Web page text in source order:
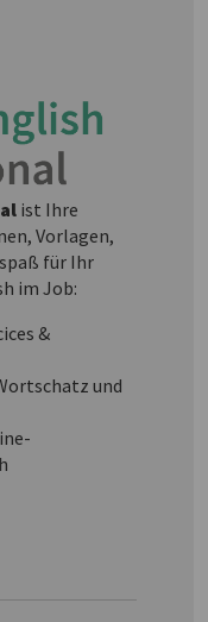
ist Ihre
Vorlagen,
für Ihr
im Job:
&
und